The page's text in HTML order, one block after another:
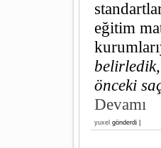
eğitim
önceki
Devamı
yuxel gönderdi |